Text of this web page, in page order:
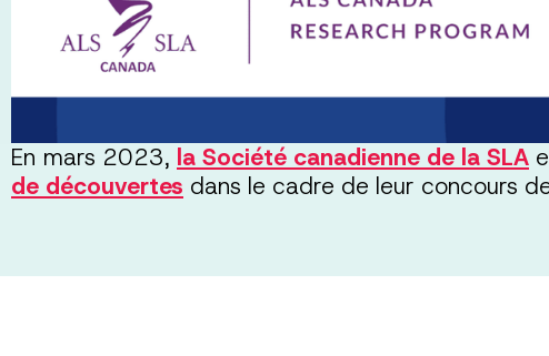
En mars 2023, la Société canadienne de la SLA
de découvertes dans le cadre de leur concours